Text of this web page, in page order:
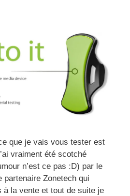
que je vais vous tester est
vraiment été scotché
n’est ce pas :D) par le
partenaire Zonetech qui
à la vente et tout de suite je